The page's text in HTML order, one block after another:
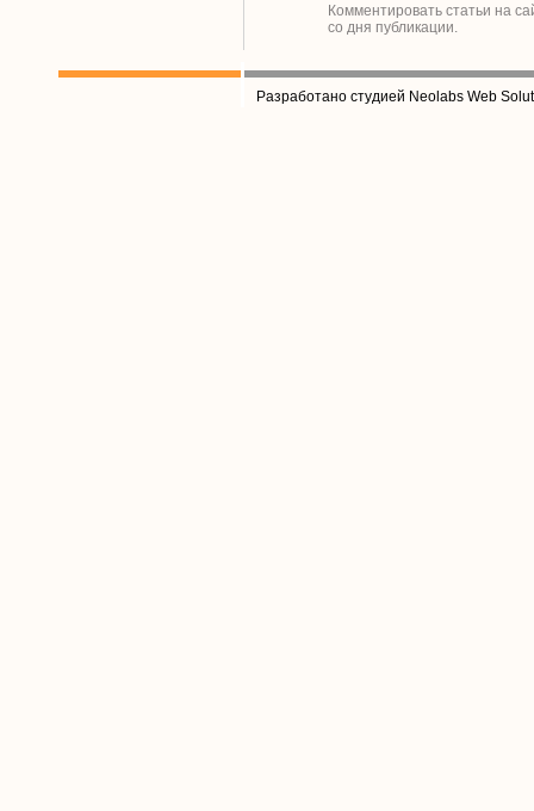
Комментировать статьи на
со дня публикации.
Разработано студией Neolabs Web